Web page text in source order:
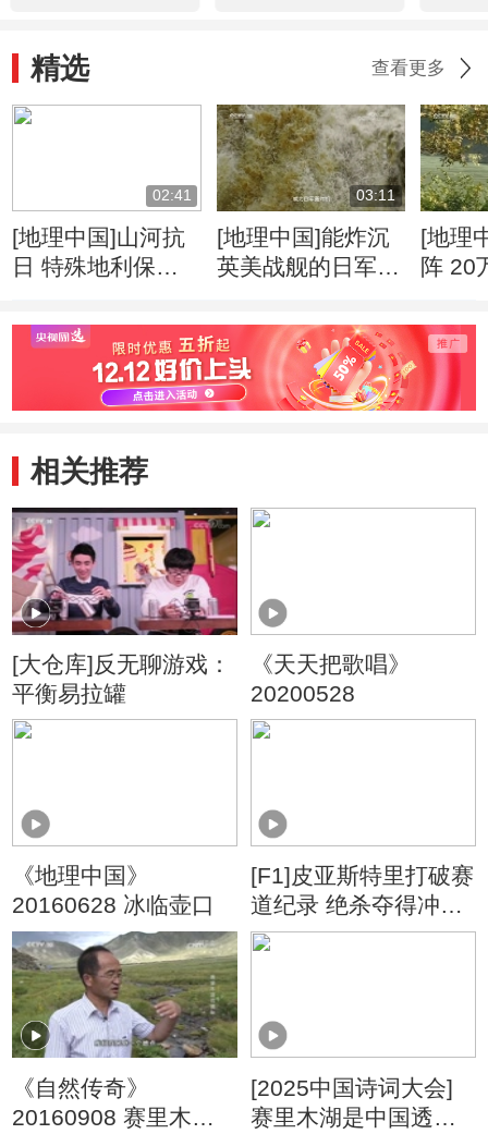
精选 查看更多
02:41
[地理中国]山河抗
日 特殊地利保护
03:11
[地理中国]能炸沉
英美战舰的日军为
[地理
阵 20
相关推荐
[大仓库]反无聊游戏：
平衡易拉罐
《天天把歌唱》
20200528
《地理中国》
20160628 冰临壶口
[F1]皮亚斯特里打破赛
道纪录 绝杀夺得冲刺
赛杆位
《自然传奇》
20160908 赛里木湖
[2025中国诗词大会]
赛里木湖是中国透明